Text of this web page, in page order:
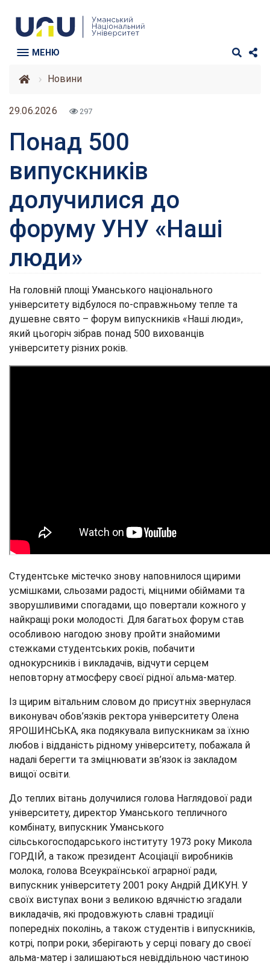
МЕНЮ
Новини
29.06.2026 297
Понад 500
випускників
долучилися до
форуму УНУ «Наші
люди»
На головній площі Уманського національного
університету відбулося по-справжньому тепле та
душевне свято – форум випускників «Наші люди»,
який цьогоріч зібрав понад 500 вихованців
університету різних років.
Студентське містечко знову наповнилося щирими
усмішками, сльозами радості, міцними обіймами та
зворушливими спогадами, що повертали кожного у
найкращі роки молодості. Для багатьох форум став
особливою нагодою знову пройти знайомими
стежками студентських років, побачити
однокурсників і викладачів, відчути серцем
неповторну атмосферу своєї рідної альма-матер.
Із щирим вітальним словом до присутніх звернулася
виконувач обов’язків ректора університету Олена
ЯРОШИНСЬКА, яка подякувала випускникам за їхню
любов і відданість рідному університету, побажала й
надалі берегти та зміцнювати зв’язок із закладом
вищої освіти.
До теплих вітань долучилися голова Наглядової ради
університету, директор Уманського тепличного
комбінату, випускник Уманського
сільськогосподарського інституту 1973 року Микола
ГОРДІЙ, а також президент Асоціації виробників
молока, голова Всеукраїнської аграрної ради,
випускник університету 2001 року Андрій ДИКУН. У
своїх виступах вони з великою вдячністю згадали
викладачів, які продовжують славні традиції
попередніх поколінь, а також студентів і випускників,
котрі, попри роки, зберігають у серці повагу до своєї
альма-матер і залишаються невіддільною частиною